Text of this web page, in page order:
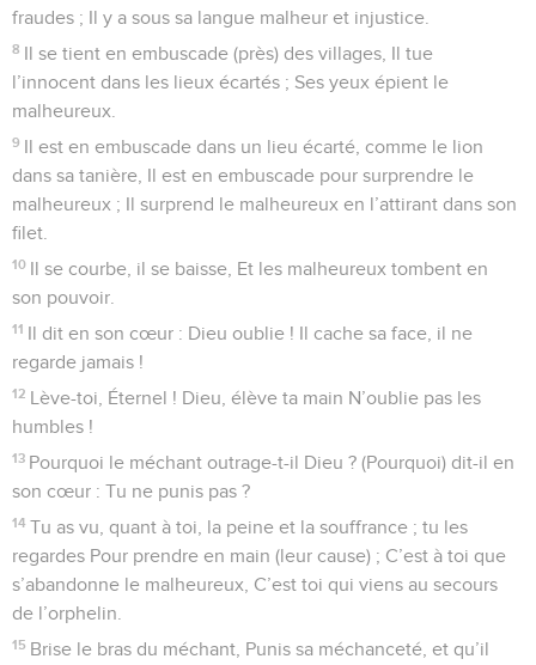
fraudes ; Il y a sous sa langue malheur et injustice.
8 Il se tient en embuscade (près) des villages, Il tue
l’innocent dans les lieux écartés ; Ses yeux épient le
malheureux.
9 Il est en embuscade dans un lieu écarté, comme le lion
dans sa tanière, Il est en embuscade pour surprendre le
malheureux ; Il surprend le malheureux en l’attirant dans son
filet.
10 Il se courbe, il se baisse, Et les malheureux tombent en
son pouvoir.
11 Il dit en son cœur : Dieu oublie ! Il cache sa face, il ne
regarde jamais !
12 Lève-toi, Éternel ! Dieu, élève ta main N’oublie pas les
humbles !
13 Pourquoi le méchant outrage-t-il Dieu ? (Pourquoi) dit-il en
son cœur : Tu ne punis pas ?
14 Tu as vu, quant à toi, la peine et la souffrance ; tu les
regardes Pour prendre en main (leur cause) ; C’est à toi que
s’abandonne le malheureux, C’est toi qui viens au secours
de l’orphelin.
15 Brise le bras du méchant, Punis sa méchanceté, et qu’il